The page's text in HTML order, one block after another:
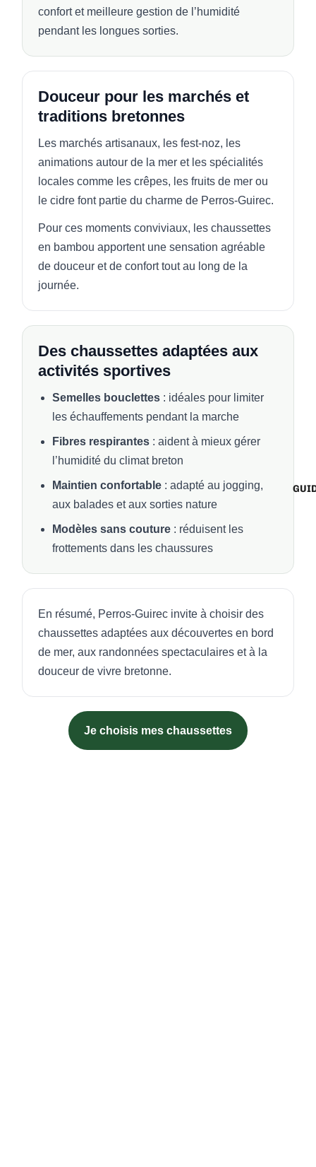
confort et meilleure gestion de l’humidité
pendant les longues sorties.
Douceur pour les marchés et
traditions bretonnes
Les marchés artisanaux, les fest-noz, les
animations autour de la mer et les spécialités
locales comme les crêpes, les fruits de mer ou
le cidre font partie du charme de Perros-Guirec.
Pour ces moments conviviaux, les chaussettes
en bambou apportent une sensation agréable
de douceur et de confort tout au long de la
journée.
Des chaussettes adaptées aux
activités sportives
Semelles bouclettes : idéales pour limiter
les échauffements pendant la marche
Fibres respirantes : aident à mieux gérer
l’humidité du climat breton
Maintien confortable : adapté au jogging,
aux balades et aux sorties nature
Modèles sans couture : réduisent les
frottements dans les chaussures
En résumé, Perros-Guirec invite à choisir des
chaussettes adaptées aux découvertes en bord
de mer, aux randonnées spectaculaires et à la
douceur de vivre bretonne.
Je choisis mes chaussettes